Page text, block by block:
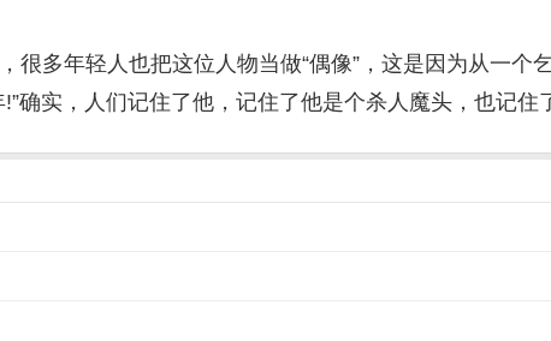
多年轻人也把这位人物当做“偶像”，这是因为从一个
确实，人们记住了他，记住了他是个杀人魔头，也记住